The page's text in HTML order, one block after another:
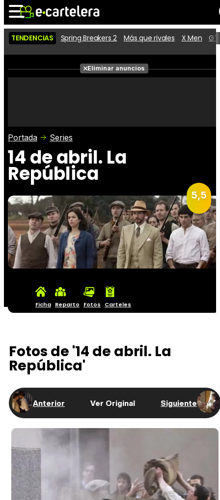
Noticias Cartelera
Películas
Críticas
TENDENCIAS Spring Breakers 2 Más que rivales X Men
Eliminar anuncios
Portada Series
14 de abril. La
República
5,5
Ficha Reparto Fotos Carteles
Fotos de '14 de abril. La
República'
Anterior Ver Original Siguiente